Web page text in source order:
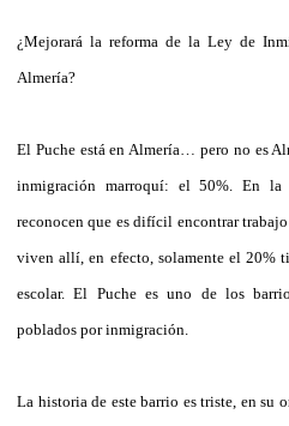
¿Mejorará la reforma de la Ley de
Almería?
El Puche está en Almería… pero no es
inmigración marroquí: el 50%. En
reconocen que es difícil encontrar
viven allí, en efecto, solamente el 20%
escolar. El Puche es uno de los
poblados por inmigración.
La historia de este barrio es triste, en su